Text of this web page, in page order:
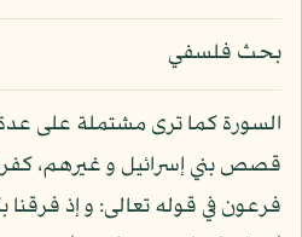
بحث فلسفي
السورة كما ترى مشتملة على عدة
قصص بني إسرائيل و غيرهم،
فرعون في قوله تعالى: و إذ فرقنا